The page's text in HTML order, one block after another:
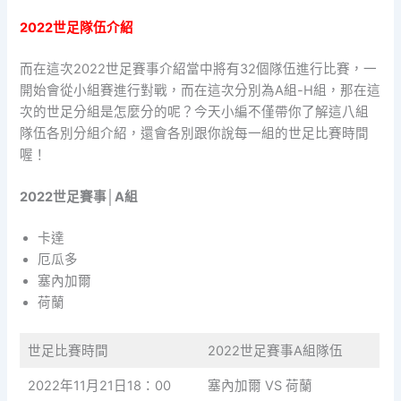
2022世足隊伍介紹
而在這次2022世足賽事介紹當中將有32個隊伍進行比賽，一
開始會從小組賽進行對戰，而在這次分別為A組-H組，那在這
次的世足分組是怎麼分的呢？今天小編不僅帶你了解這八組
隊伍各別分組介紹，還會各別跟你說每一組的世足比賽時間
喔！
2022世足賽事│A組
卡達
厄瓜多
塞內加爾
荷蘭
世足比賽時間 2022世足賽事A組隊伍
2022年11月21日18：00 塞內加爾 VS 荷蘭